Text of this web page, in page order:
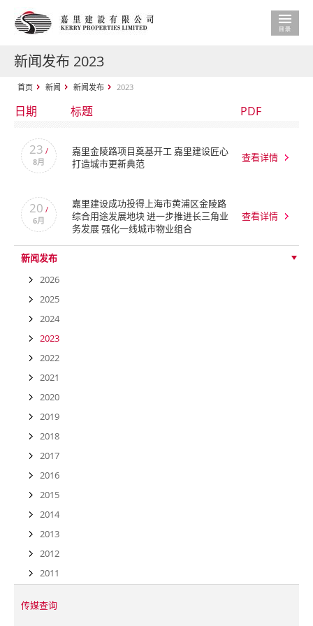
新闻发布 2023
首页 新闻 新闻发布 2023
日期 标题 PDF
23 /
8月
嘉里金陵路项目奠基开工 嘉里建设匠心
打造城市更新典范
查看详情
20 /
6月
嘉里建设成功投得上海市黄浦区金陵路
综合用途发展地块 进一步推进长三角业
务发展 强化一线城市物业组合
查看详情
新闻发布
2026
2025
2024
2023
2022
2021
2020
2019
2018
2017
2016
2015
2014
2013
2012
2011
传媒查询